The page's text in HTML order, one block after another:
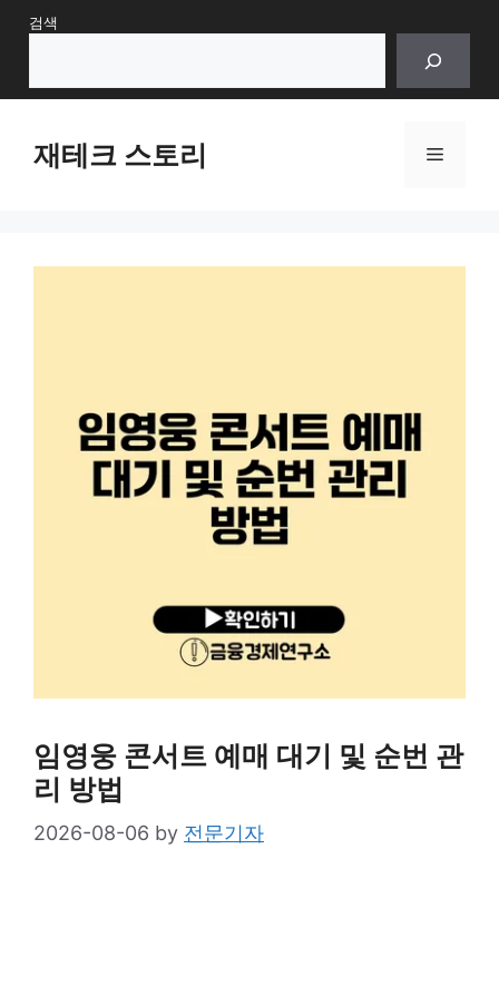
Skip검색
재테크 스토리 Menu
임영웅 콘서트 예매 대기 및 순번 관
리 방법
2026-08-06 by 전문기자